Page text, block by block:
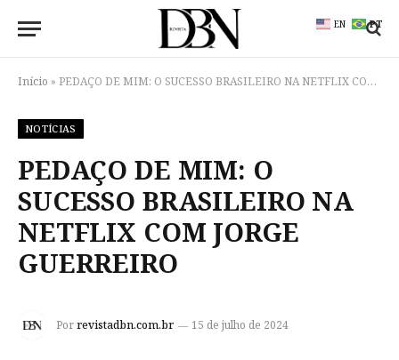
Início » PEDAÇO DE MIM: O SUCESSO BRASILEIRO NA NETFLIX COM JORGE GUERREIRO
NOTÍCIAS
PEDAÇO DE MIM: O
SUCESSO BRASILEIRO NA
NETFLIX COM JORGE
GUERREIRO
Porrevistadbn.com.br 15 de julho de 2024
EN PT